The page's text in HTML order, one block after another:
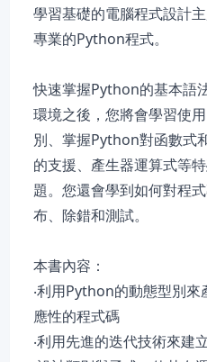
學習基礎的電腦程式設計
專業的Python程式。
快速掌握Python的基本語
環境之後，您將會學習使
別、掌握Python對函數式
的支援、產生器運算式等
題。您還會學到如何對程
布、除錯和測試。
本書內容：
‧利用Python的動態型別
應性的程式碼
‧利用先進的迭代技術來建